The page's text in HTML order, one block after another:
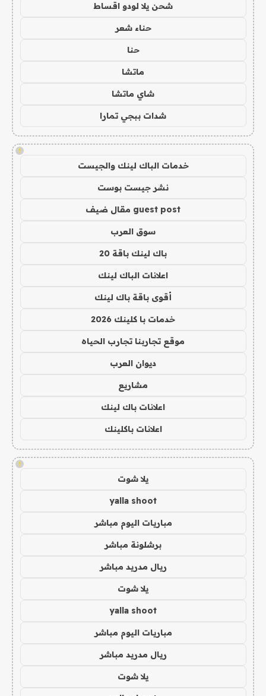
شحن يلا لودو اقساط
حناء شعر
حنا
ماتشا
شاي ماتشا
شدات ببجي تمارا
!
خدمات الباك لينك والجيست
نشر جيست بوست
guest post مقال ضيف
سوق العرب
باك لينك باقة 20
اعلانات الباك لينك
أقوى باقة باك لينك
خدمات با كلينك 2026
موقع تجاربنا تجارب الحياه
ديوان العرب
مشاريع
اعلانات باك لينك
اعلانات باكلينك
!
يلا شوت
yalla shoot
مباريات اليوم مباشر
برشلونة مباشر
ريال مدريد مباشر
يلا شوت
yalla shoot
مباريات اليوم مباشر
ريال مدريد مباشر
يلا شوت